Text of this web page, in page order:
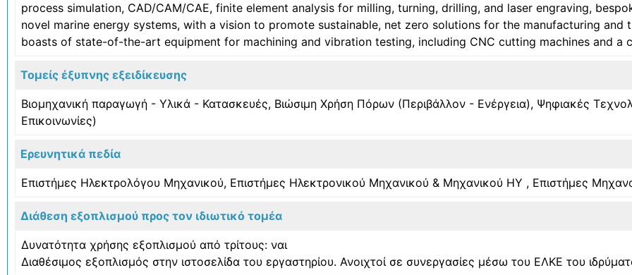
process simulation, CAD/CAM/CAE, finite element analysis for milling, turning, drilling, and laser engraving,
novel marine energy systems, with a vision to promote sustainable, net zero solutions for the manufacturing and
boasts of state-of-the-art equipment for machining and vibration testing, including CNC cutting machines and a
Τομείς έξυπνης εξειδίκευσης
Βιομηχανική παραγωγή - Υλικά - Κατασκευές, Βιώσιμη Χρήση Πόρων (Περιβάλλον - Ενέργεια), Ψηφιακές
Επικοινωνίες)
Ερευνητικά πεδία
Επιστήμες Ηλεκτρολόγου Μηχανικού, Επιστήμες Ηλεκτρονικού Μηχανικού & Μηχανικού ΗΥ , Επιστήμες
Διάθεση εξοπλισμού προς τον ιδιωτικό τομέα
Δυνατότητα χρήσης εξοπλισμού από τρίτους: ναι
Διαθέσιμος εξοπλισμός στην ιστοσελίδα του εργαστηρίου. Ανοιχτοί σε συνεργασίες μέσω του ΕΛΚΕ του